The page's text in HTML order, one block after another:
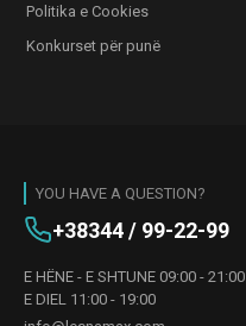
Politika e Cookies
Konkurset për punë
YOU HAVE A QUESTION?
+38344 / 99-22-99
E HËNE - E SHTUNE 09:00 - 21:00
E DIEL 11:00 - 19:00